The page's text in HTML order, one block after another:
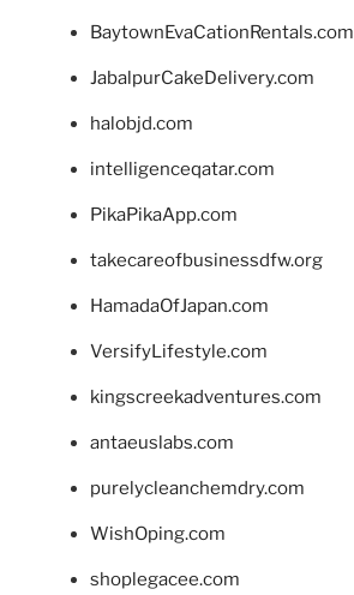
BaytownEvaCationRentals.com
JabalpurCakeDelivery.com
halobjd.com
intelligenceqatar.com
PikaPikaApp.com
takecareofbusinessdfw.org
HamadaOfJapan.com
VersifyLifestyle.com
kingscreekadventures.com
antaeuslabs.com
purelycleanchemdry.com
WishOping.com
shoplegacee.com